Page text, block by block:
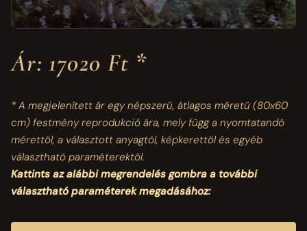
Ár: 17020 Ft *
* A megjelenített ár egy népszerű, átlagos méretű (80x60
cm)festmény reprodukció ára, mely függ a nyomtatandó
mérettől, a választott anyagtól, képkerettől és egyéb
választható paraméterektől.
Kattints az alábbi megrendelés gombra a további
választható paraméterek megadásához: